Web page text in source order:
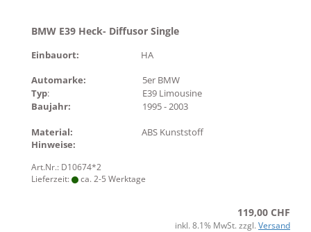
BMW E39 Heck- Diffusor Single
Einbauort:
HA
Automarke:
5er BMW
Typ:
E39 Limousine
Baujahr:
1995 - 2003
Material:
ABS Kunststoff
Hinweise:
Art.Nr.: D10674*2
Lieferzeit:
ca. 2-5 Werktage
119,00 CHF
inkl. 8.1% MwSt. zzgl. Versand